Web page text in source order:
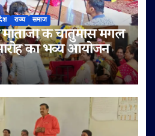
राज्य समाज
के चातुर्मास मंगल
का भव्य आयोजन